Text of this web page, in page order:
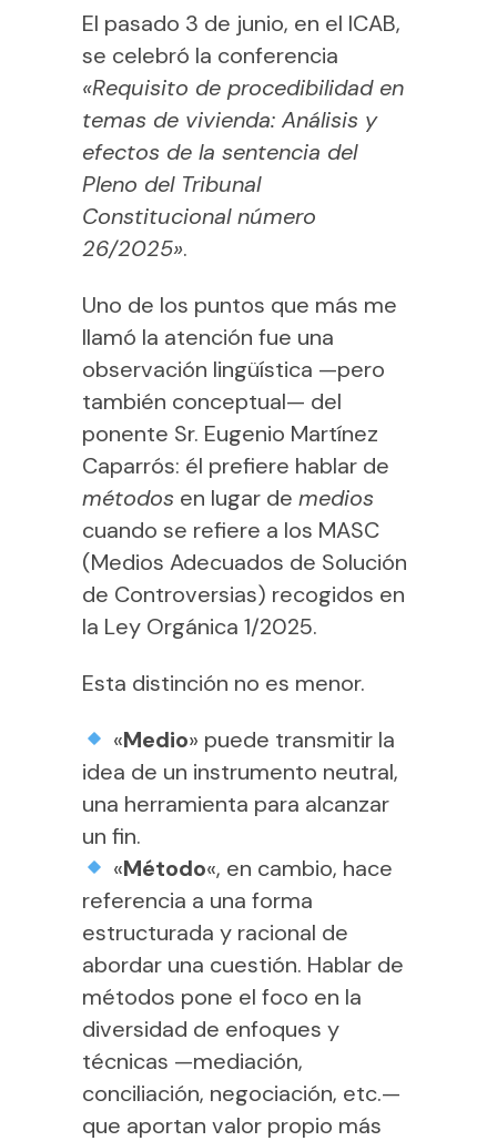
El pasado 3 de junio, en el ICAB,
se celebró la conferencia
«Requisito de procedibilidad en
temas de vivienda: Análisis y
efectos de la sentencia del
Pleno del Tribunal
Constitucional número
26/2025».
Uno de los puntos que más me
llamó la atención fue una
observación lingüística —pero
también conceptual— del
ponente Sr. Eugenio Martínez
Caparrós: él prefiere hablar de
métodos en lugar de medios
cuando se refiere a los MASC
(Medios Adecuados de Solución
de Controversias) recogidos en
la Ley Orgánica 1/2025.
Esta distinción no es menor.
«Medio» puede transmitir la
idea de un instrumento neutral,
una herramienta para alcanzar
un fin.
«Método«, en cambio, hace
referencia a una forma
estructurada y racional de
abordar una cuestión. Hablar de
métodos pone el foco en la
diversidad de enfoques y
técnicas —mediación,
conciliación, negociación, etc.—
que aportan valor propio más